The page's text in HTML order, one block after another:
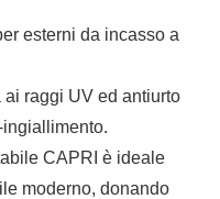
esterni da incasso a
raggi UV ed antiurto
CAPRI è ideale
moderno, donando